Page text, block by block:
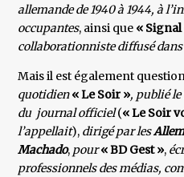
allemande de 1940 à 1944, à
occupantes, ainsi que « Signal
collaborationniste diffusé dans
Mais il est également
quotidien« Le Soir », publié le
du journal officiel(« Le Soir
l’appellait), dirigé par les
Machado, pour« BD Gest »,
professionnels des médias,